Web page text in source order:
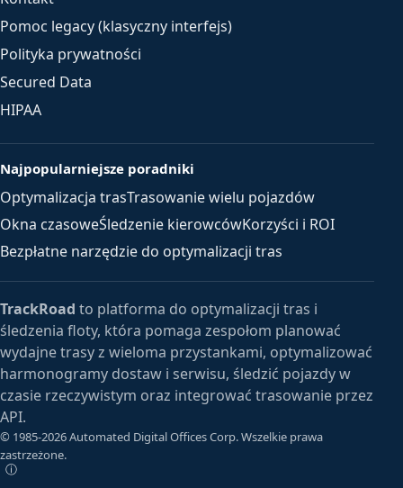
Pomoc legacy (klasyczny interfejs)
Polityka prywatności
Secured Data
HIPAA
Najpopularniejsze poradniki
Optymalizacja trasTrasowanie wielu pojazdów
Okna czasoweŚledzenie kierowcówKorzyści i ROI
Bezpłatne narzędzie do optymalizacji tras
TrackRoad to platforma do optymalizacji tras i
śledzenia floty, która pomaga zespołom planować
wydajne trasy z wieloma przystankami, optymalizować
harmonogramy dostaw i serwisu, śledzić pojazdy w
czasie rzeczywistym oraz integrować trasowanie przez
API.
© 1985-2026 Automated Digital Offices Corp. Wszelkie prawa
zastrzeżone.
ⓘ